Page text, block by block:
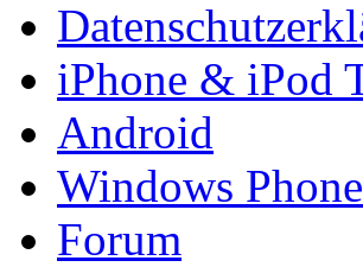
iPhone & iPod
Android
Windows
Forum